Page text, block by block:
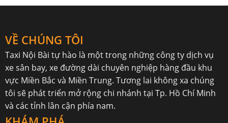
VỀ CHÚNG TÔI
Taxi Nội Bài tự hào là một trong những công ty dịch vụ
xe sân bay, xe đường dài chuyên nghiệp hàng đầu khu
vực Miền Bắc và Miền Trung. Tương lai không xa chúng
tôi sẽ phát triển mở rộng chi nhánh tại Tp. Hồ Chí Minh
và các tỉnh lân cận phía nam.